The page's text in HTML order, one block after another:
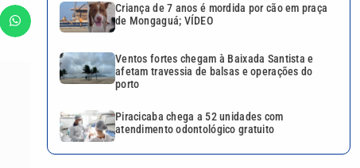
Criança de 7 anos é mordida por cão em praça
de Mongaguá; VÍDEO
Ventos fortes chegam à Baixada Santista e
afetam travessia de balsas e operações do
porto
Piracicaba chega a 52 unidades com
atendimento odontológico gratuito